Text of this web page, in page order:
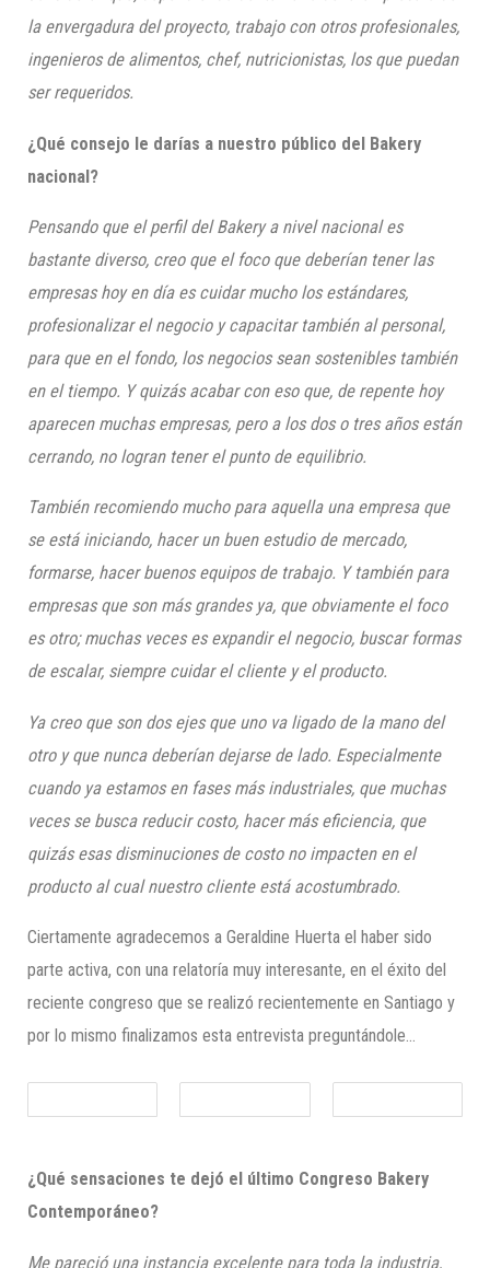
la envergadura del proyecto, trabajo con otros profesionales,
ingenieros de alimentos, chef, nutricionistas, los que puedan
ser requeridos.
¿Qué consejo le darías a nuestro público del Bakery
nacional?
Pensando que el perfil del Bakery a nivel nacional es
bastante diverso, creo que el foco que deberían tener las
empresas hoy en día es cuidar mucho los estándares,
profesionalizar el negocio y capacitar también al personal,
para que en el fondo, los negocios sean sostenibles también
en el tiempo. Y quizás acabar con eso que, de repente hoy
aparecen muchas empresas, pero a los dos o tres años están
cerrando, no logran tener el punto de equilibrio.
También recomiendo mucho para aquella una empresa que
se está iniciando, hacer un buen estudio de mercado,
formarse, hacer buenos equipos de trabajo. Y también para
empresas que son más grandes ya, que obviamente el foco
es otro; muchas veces es expandir el negocio, buscar formas
de escalar, siempre cuidar el cliente y el producto.
Ya creo que son dos ejes que uno va ligado de la mano del
otro y que nunca deberían dejarse de lado. Especialmente
cuando ya estamos en fases más industriales, que muchas
veces se busca reducir costo, hacer más eficiencia, que
quizás esas disminuciones de costo no impacten en el
producto al cual nuestro cliente está acostumbrado.
Ciertamente agradecemos a Geraldine Huerta el haber sido
parte activa, con una relatoría muy interesante, en el éxito del
reciente congreso que se realizó recientemente en Santiago y
por lo mismo finalizamos esta entrevista preguntándole…
¿Qué sensaciones te dejó el último Congreso Bakery
Contemporáneo?
Me pareció una instancia excelente para toda la industria,